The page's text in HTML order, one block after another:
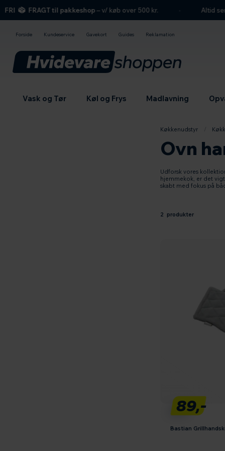
FRAGT til pakkeshop– v/ køb over 500 kr. Altid
Forside Kundeservice Gavekort Guides Reklamation
Vask og Tør Køl og Frys Madlavning
Køkkenudstyr
Ovn
Udforsk vores
hjemmekok, er det
skabt med fokus på
2 produkter
89,-
Bastian